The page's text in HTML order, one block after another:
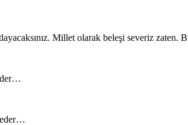
Millet olarak beleşi severiz zaten.